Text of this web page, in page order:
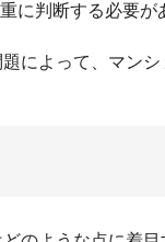
に判断する必要が
によって、マン